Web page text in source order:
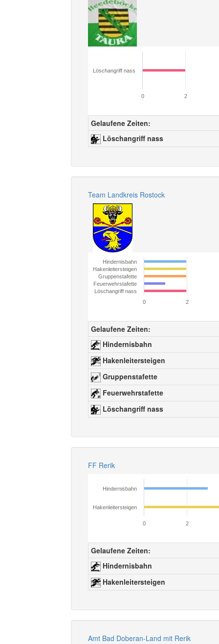
Löschangriff nass
0 2
Gelaufene Zeiten:
Löschangriff nass
Team Landkreis Rostock
Hindernisbahn
Hakenleitersteigen
Gruppenstafette
Feuerwehrstafette
Löschangriff nass
0
2
Gelaufene Zeiten:
Hindernisbahn
Hakenleitersteigen
Gruppenstafette
Feuerwehrstafette
Löschangriff nass
FF Rerik
Hindernisbahn
Hakenleitersteigen
0 2
Gelaufene Zeiten:
Hindernisbahn
Hakenleitersteigen
Amt Bad Doberan-Land mit Rerik